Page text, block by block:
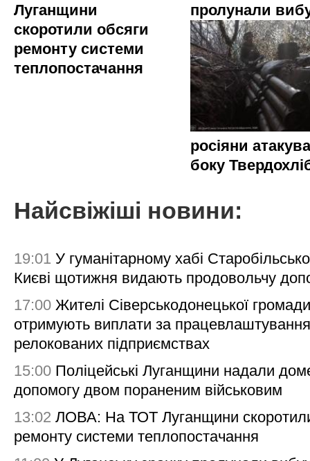
Луганщини
скоротили обсяги
ремонту системи
теплопостачання
пролунали
росіяни
боку
Найсвіжіші новини:
19:01 У гуманітарному хабі
Києві щотижня видають продовольчу
17:00 Жителі Сіверськодонецької
отримують виплати за
релокованих підприємствах
15:00 Поліцейські Луганщини надали
допомогу двом пораненим військовим
13:02 ЛОВА: На ТОТ Луганщини
ремонту системи теплопостачання